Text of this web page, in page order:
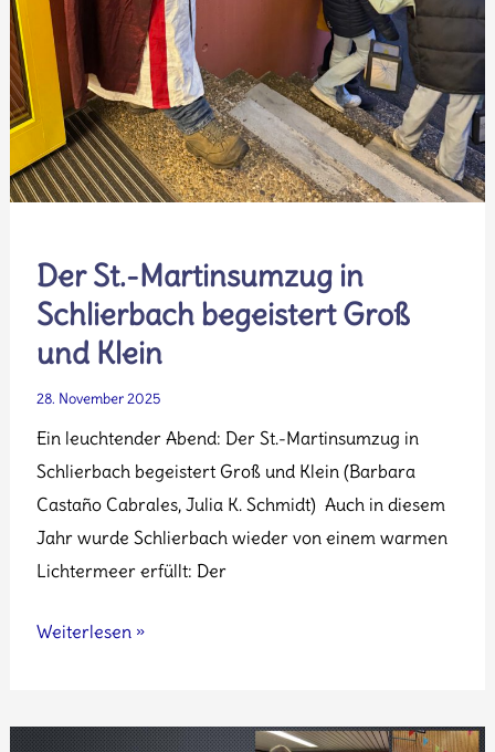
Der St.-Martinsumzug in
Schlierbach begeistert Groß
und Klein
28. November 2025
Ein leuchtender Abend: Der St.-Martinsumzug in
Schlierbach begeistert Groß und Klein (Barbara
Castaño Cabrales, Julia K. Schmidt) Auch in diesem
Jahr wurde Schlierbach wieder von einem warmen
Lichtermeer erfüllt: Der
Der
in
Weiterlesen »